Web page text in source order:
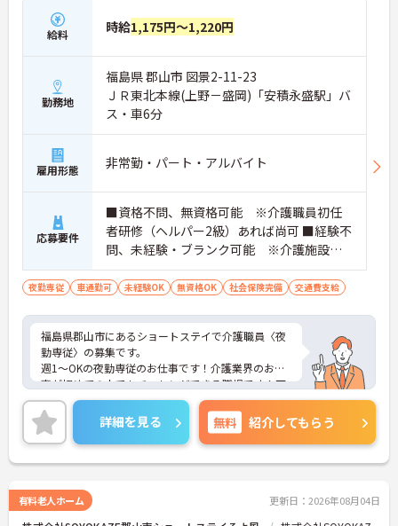
給料 時給1,175円～1,220円
勤務地
福島県 郡山市 図景2-11-23
ＪＲ東北本線(上野－盛岡)「安積永盛駅」バ
ス・車6分
雇用形態 非常勤・パート・アルバイト
応募要件
■資格不問、無資格可能 ※介護職員初任
者研修（ヘルパー2級）あれば尚可 ■経験不
問、未経験・ブランク可能 ※介護施設等
での経験あれば尚可 ■普通自動車免許あれ
ば尚可（AT限定可）
夜勤専従 車通勤可 未経験OK 無資格OK 社会保険完備 交通費支給
福島県郡山市にあるショートステイで介護職員〈夜
勤専従〉の募集です。
週1～OKの夜勤専従のお仕事です！介護業界のお仕
事が初めての人でもチャレンジできる職場です！丁
寧な研修とフォロー体制で、経験に関わらず安心し
てスタートできます。福利厚生が充実しているのは
嬉しいポイントです◎
こちらの求人にご興味がございましたら面接のポイ
ントもお伝えしますので是非ご応募お待ちしており
詳細を見る 無料 紹介してもらう
有料老人ホーム 更新日：2026年08月04日